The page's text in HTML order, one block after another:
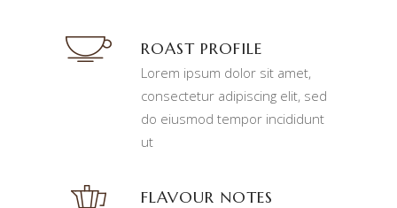
ROAST PROFILE
Lorem ipsum dolor sit amet,
consectetur adipiscing elit, sed
do eiusmod tempor incididunt
ut
FLAVOUR NOTES